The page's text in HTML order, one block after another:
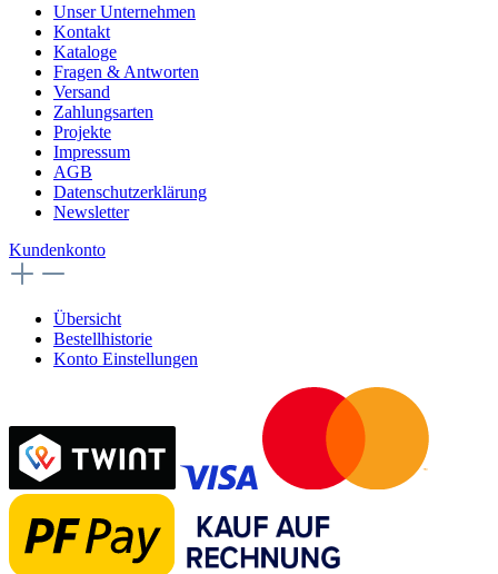
Unser Unternehmen
Kontakt
Kataloge
Fragen & Antworten
Versand
Zahlungsarten
Projekte
Impressum
AGB
Datenschutzerklärung
Newsletter
Kundenkonto
Übersicht
Bestellhistorie
Konto Einstellungen